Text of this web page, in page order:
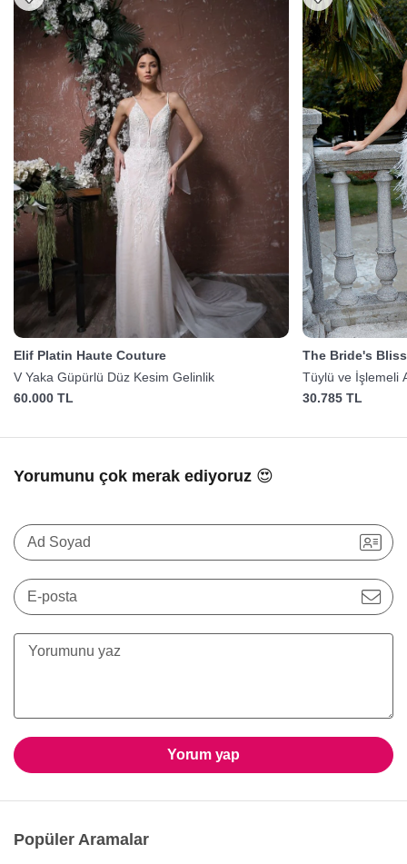
Elif Platin Haute Couture
V Yaka Güpürlü Düz Kesim Gelinlik
60.000 TL
The Bride's Bliss
Tüylü ve İşlemeli
30.785 TL
Yorumunu çok merak ediyoruz 😍
Ad Soyad
E-posta
Yorum yap
Popüler Aramalar